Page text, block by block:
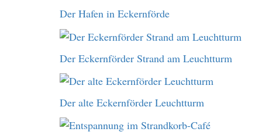
Der Hafen in Eckernförde
Der Eckernförder Strand am Leuchtturm
Der alte Eckernförder Leuchtturm